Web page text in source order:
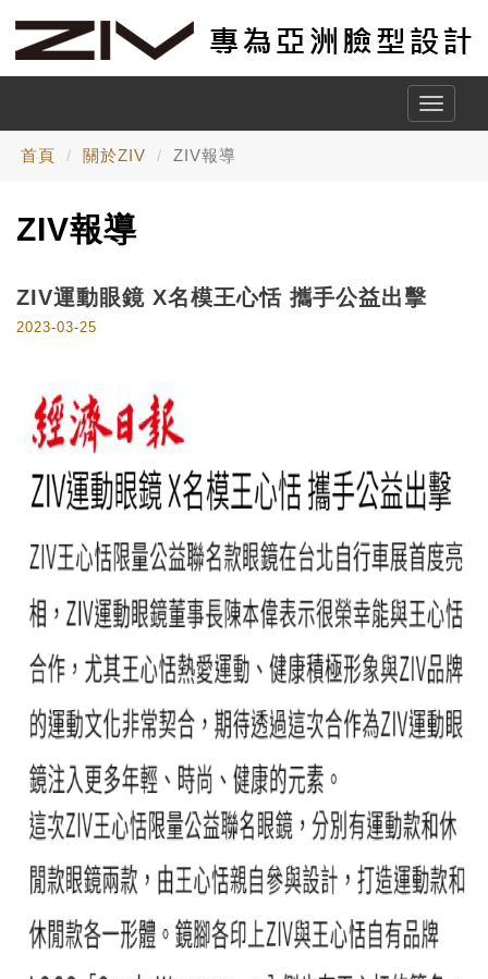
Toggle
首頁 關於ZIV ZIV報導
ZIV報導
ZIV運動眼鏡 X名模王心恬 攜手公益出擊
2023-03-25